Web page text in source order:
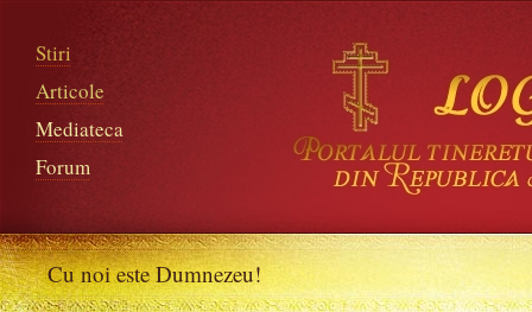
Stiri
Articole
Mediateca
Forum
Cu noi este Dumnezeu!